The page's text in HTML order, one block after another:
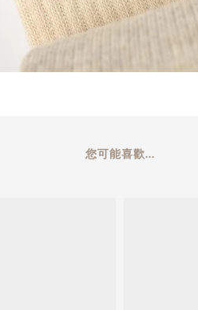
您可能喜歡...